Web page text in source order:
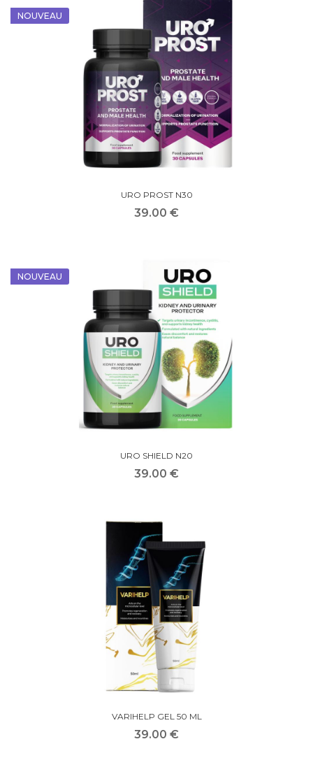
NOUVEAU
URO PROST N30
39.00 €
NOUVEAU
URO SHIELD N20
39.00 €
VARIHELP GEL 50 ML
39.00 €